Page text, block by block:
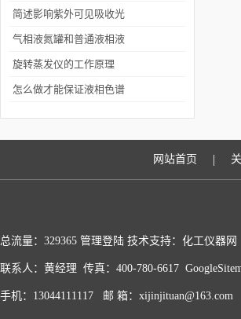
料结构方面的许多重要信
息
简述影响紫外可见吸收光
谱的因素
气相液氮罐和普通液相液
氮罐相比有哪些区别
旋转蒸发仪的工作原理
怎么做才能保证液相色谱
网站首页 |
总流量：329365 管理登陆 技术支持：化工仪器网
联系人：黄经理 传真：400-780-6617
手机：13044111117 邮 箱：xijinjituan@163.com